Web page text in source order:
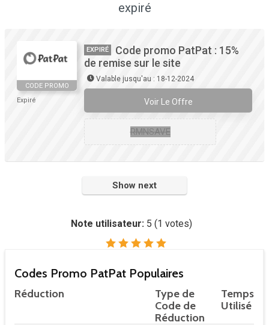
expiré
CODE PROMO
Expiré
EXPIRÉ
Code promo PatPat : 15%
de remise sur le site
Valable jusqu'au : 18-12-2024
Voir Le Offre
RMNSAVE
Show next
Note utilisateur: 5 (1 votes)
Codes Promo PatPat Populaires
Réduction
Type de
Code de
Réduction
Temps
Utilisé